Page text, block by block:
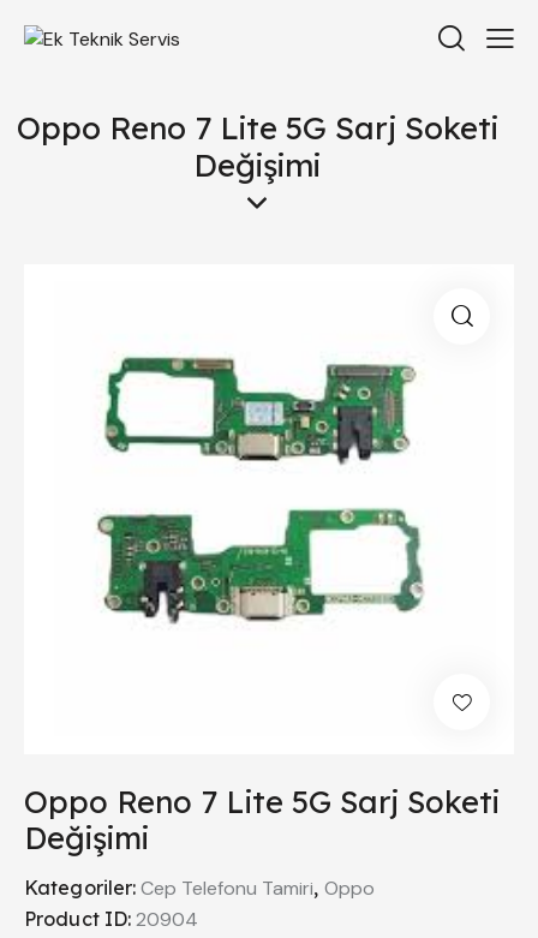
Oppo Reno 7 Lite 5G Sarj Soketi
Değişimi
Oppo Reno 7 Lite 5G Sarj Soketi
Değişimi
Kategoriler:Cep Telefonu Tamiri, Oppo
Product ID:20904